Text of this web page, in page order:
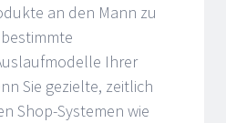
an den Mann zu
Ihrer
Sie gezielte, zeitlich
Shop-Systemen wie